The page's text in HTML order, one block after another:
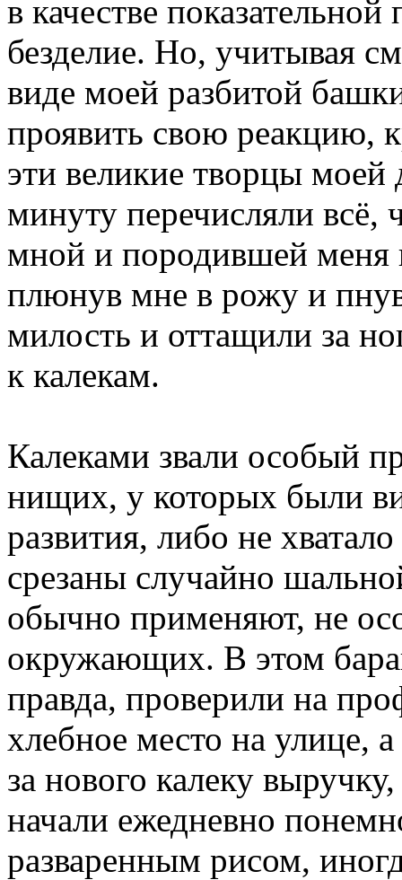
в качестве
безделие. Но, учитывая
виде моей разбитой
проявить свою реакцию,
эти великие творцы
минуту перечисляли всё,
мной и породившей меня
плюнув мне в рожу и
милость и оттащили за
к калекам.
Калеками звали особый
нищих, у которых были
развития, либо не
срезаны случайно
обычно применяют, не
окружающих. В этом
правда, проверили на
хлебное место на улице,
за нового калеку
начали ежедневно
разваренным рисом,